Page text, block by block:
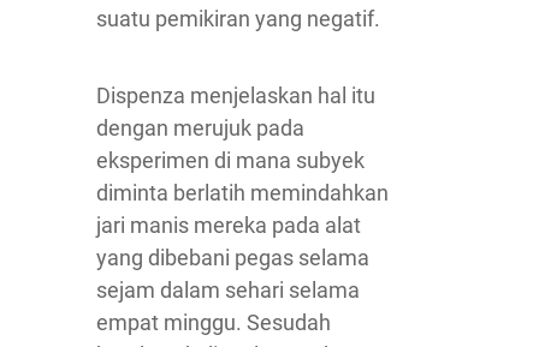
suatu pemikiran yang negatif.
Dispenza menjelaskan hal itu
dengan merujuk pada
eksperimen di mana subyek
diminta berlatih memindahkan
jari manis mereka pada alat
yang dibebani pegas selama
sejam dalam sehari selama
empat minggu. Sesudah